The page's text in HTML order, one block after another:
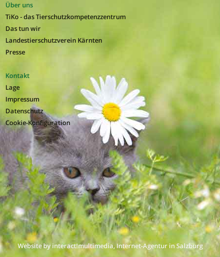
Über uns
TiKo - das Tierschutzkompetenzzentrum
Das tun wir
Landestierschutzverein Kärnten
Presse
Kontakt
Lage
Impressum
Datenschutz
Cookie-Konfiguration
Website by interact!multimedia, Internet-Agentur in Salzburg